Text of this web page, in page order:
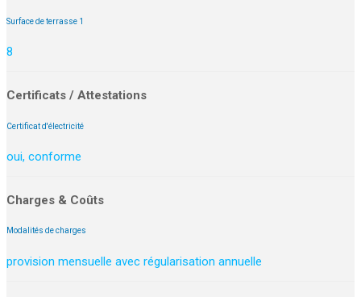
Surface de terrasse 1
8
Certificats / Attestations
Certificat d'électricité
oui, conforme
Charges & Coûts
Modalités de charges
provision mensuelle avec régularisation annuelle